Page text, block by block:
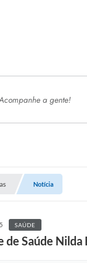
-
Seletivos
a gente!
Notícia
SAÚDE
de Saúde